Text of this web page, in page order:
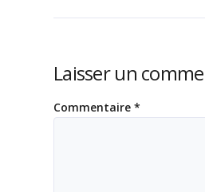
Laisser un
Commentaire *